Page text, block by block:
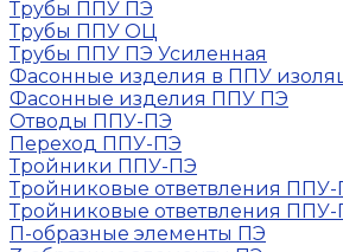
Трубы ППУ ПЭ
Трубы ППУ ОЦ
Трубы ППУ ПЭ Усиленная
Фасонные изделия в ППУ
Фасонные изделия ППУ ПЭ
Отводы ППУ-ПЭ
Переход ППУ-ПЭ
Тройники ППУ-ПЭ
Тройниковые ответвления
Тройниковые ответвления
П-образные элементы ПЭ